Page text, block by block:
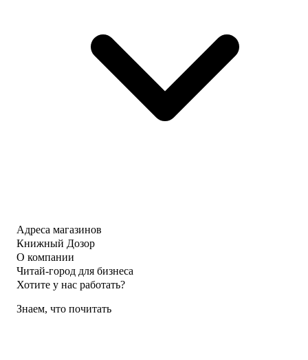
Адреса магазинов
Книжный Дозор
О компании
Читай-город для бизнеса
Хотите у нас работать?
Знаем, что почитать